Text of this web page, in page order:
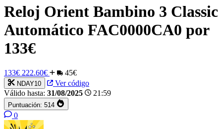
Reloj Orient Bambino 3 Classic
Automático FAC0000CA0 por
133€
133€ 222.60€ 45€
NDAY10
Ver código
Válido hasta: 31/08/2025 21:59
Puntuación: 514
0